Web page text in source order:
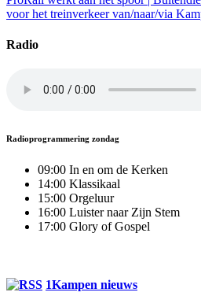
voor het treinverkeer van/naar/via
Radio
Radioprogrammering zondag
09:00 In en om de Kerken
14:00 Klassikaal
15:00 Orgeluur
16:00 Luister naar Zijn Stem
17:00 Glory of Gospel
1Kampen nieuws